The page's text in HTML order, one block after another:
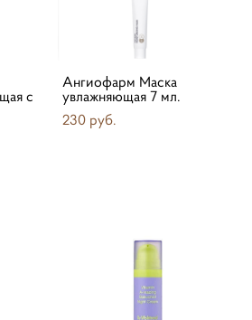
с
Ангиофарм Маска
увлажняющая 7 мл.
230 pуб.